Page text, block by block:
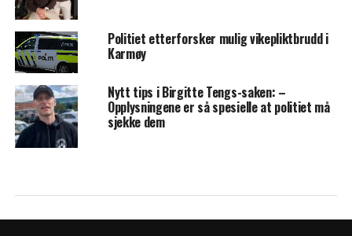
Politiet etterforsker mulig vikepliktbrudd i
Karmøy
Nytt tips i Birgitte Tengs-saken: –
Opplysningene er så spesielle at politiet må
sjekke dem